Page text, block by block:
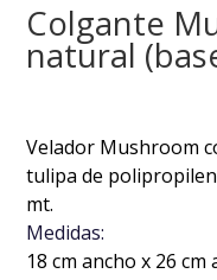
Colgante
natural
Velador Mushroom
tulipa de
mt.
Medidas:
18 cm ancho x 26 cm